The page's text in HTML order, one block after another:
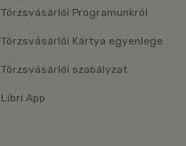
Törzsvásárlói Programunkról
Törzsvásárlói Kártya egyenlege
Törzsvásárlói szabályzat
Libri App